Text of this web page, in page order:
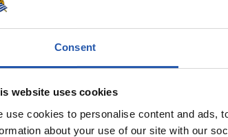
Consent
website uses cookies
use cookies to personalise content and ads,
about your use of our site with our
ソ
ト